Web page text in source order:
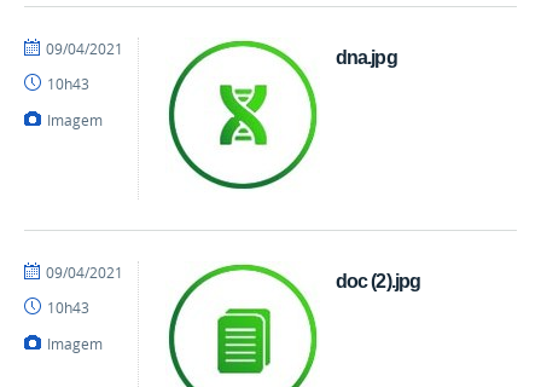
dna.jpg
por
publicado
09/04/2021
10h43
Imagem
doc (2).jpg
por
publicado
09/04/2021
10h43
Imagem